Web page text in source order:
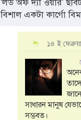
'লর্ড অফ দ্যা ওয়ার'
বিশাল একটা কার্গো
১৪ ই
সাধারন মানুষ
সম্ভবত।